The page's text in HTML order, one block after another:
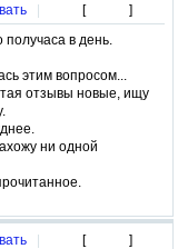
| [
]
получаса в день.
этим вопросом...
отзывы новые, ищу
ни одной
| [
]